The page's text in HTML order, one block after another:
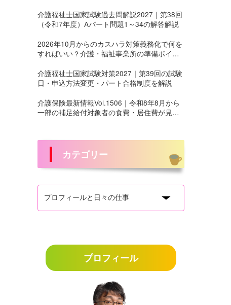
介護福祉士国家試験過去問解説2027｜第38回
（令和7年度）Aパート問題1～34の解答解説
2026年10月からのカスハラ対策義務化で何を
すればいい？介護・福祉事業所の準備ポイン
介護福祉士国家試験対策2027｜第39回の試験
日・申込方法変更・パート合格制度を解説
介護保険最新情報Vol.1506｜令和8年8月から
一部の補足給付対象者の食費・居住費が見直
カテゴリー
プロフィール